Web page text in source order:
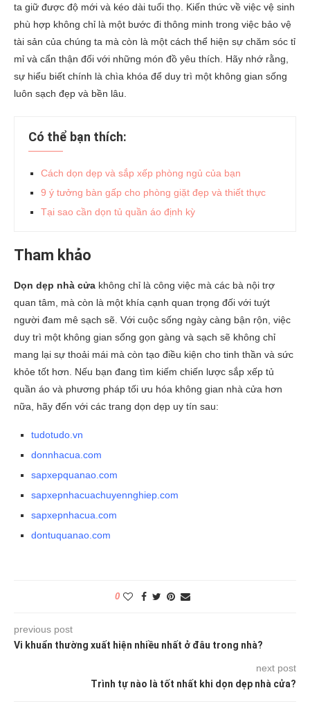
ta giữ được độ mới và kéo dài tuổi thọ. Kiến thức về việc vệ sinh
phù hợp không chỉ là một bước đi thông minh trong việc bảo vệ
tài sản của chúng ta mà còn là một cách thể hiện sự chăm sóc tỉ
mỉ và cẩn thận đối với những món đồ yêu thích. Hãy nhớ rằng,
sự hiểu biết chính là chìa khóa để duy trì một không gian sống
luôn sạch đẹp và bền lâu.
Có thể bạn thích:
Cách dọn dẹp và sắp xếp phòng ngủ của bạn
9 ý tưởng bàn gấp cho phòng giặt đẹp và thiết thực
Tại sao cần dọn tủ quần áo định kỳ
Tham khảo
Dọn dẹp nhà cửa không chỉ là công việc mà các bà nội trợ
quan tâm, mà còn là một khía cạnh quan trọng đối với tuýt
người đam mê sạch sẽ. Với cuộc sống ngày càng bận rộn, việc
duy trì một không gian sống gọn gàng và sạch sẽ không chỉ
mang lại sự thoải mái mà còn tạo điều kiện cho tinh thần và sức
khỏe tốt hơn. Nếu bạn đang tìm kiếm chiến lược sắp xếp tủ
quần áo và phương pháp tối ưu hóa không gian nhà cửa hơn
nữa, hãy đến với các trang dọn dẹp uy tín sau:
tudotudo.vn
donnhacua.com
sapxepquanao.com
sapxepnhacuachuyennghiep.com
sapxepnhacua.com
dontuquanao.com
0
previous post
Vi khuẩn thường xuất hiện nhiều nhất ở đâu trong nhà?
next post
Trình tự nào là tốt nhất khi dọn dẹp nhà cửa?